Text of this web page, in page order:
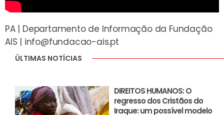
PA | Departamento de Informação da Fundação
AIS | info@fundacao-ais.pt
ÚLTIMAS NOTÍCIAS
DIREITOS HUMANOS: O
regresso dos Cristãos do
Iraque: um possível modelo